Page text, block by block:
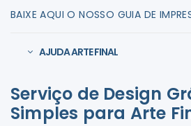
BAIXE AQUI O NOSSO GUIA DE
AJUDA ARTE FINAL
Serviço de Design
Simples para Arte